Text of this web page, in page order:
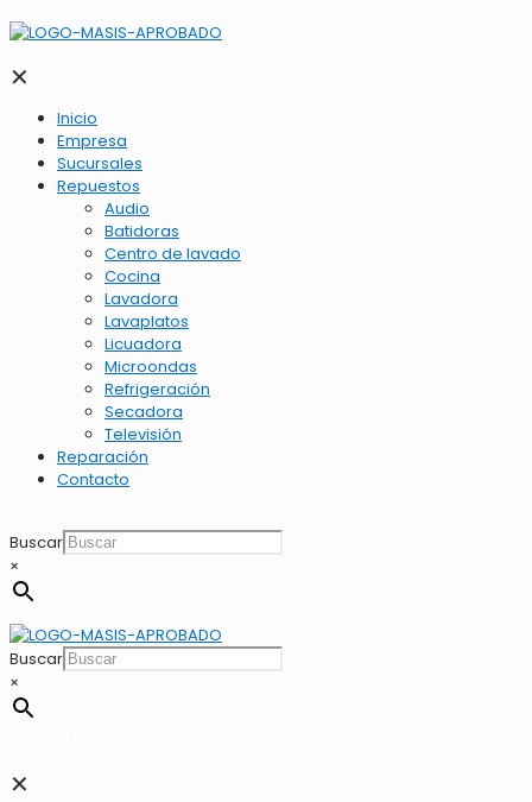
✕
Inicio
Empresa
Sucursales
Repuestos
Audio
Batidoras
Centro de lavado
Cocina
Lavadora
Lavaplatos
Licuadora
Microondas
Refrigeración
Secadora
Televisión
Reparación
Contacto
Buscar
×
Buscar
×
✕